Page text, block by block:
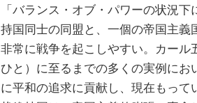
「バランス・オブ・パワーの状況
持国同士の同盟と、一個の帝国主
非常に戦争を起こしやすい。カー
ひと）に至るまでの多くの実例に
に平和の追求に貢献し、現在もっ